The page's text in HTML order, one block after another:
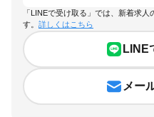
「LINEで受け取る」では、新着求
す。 詳しくはこちら
LINE
メー